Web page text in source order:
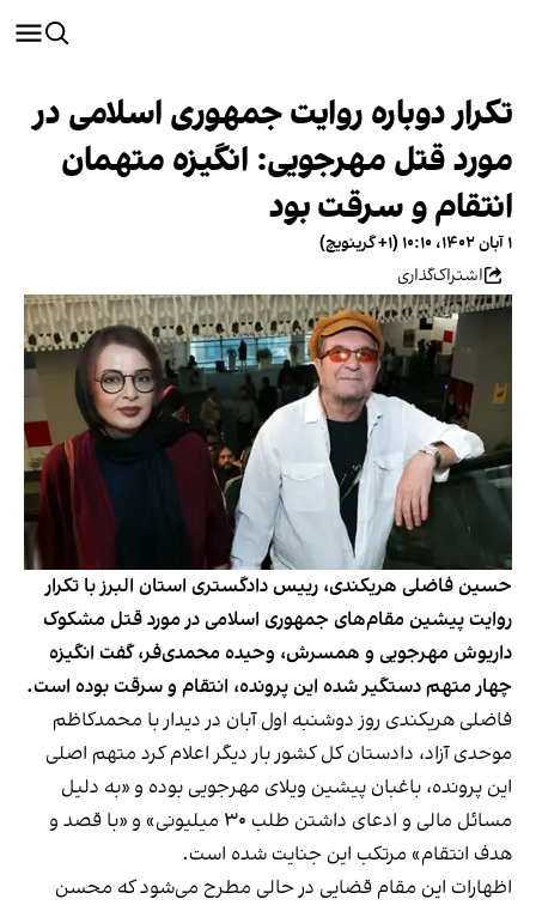
تکرار دوباره روایت جمهوری اسلامی در
مورد قتل مهرجویی: انگیزه متهمان
انتقام و سرقت بود
۱ آبان ۱۴۰۲، ۱۰:۱۰ (‎+۱ گرینویچ)
اشتراک‌گذاری
حسین فاضلی هریکندی، رییس دادگستری استان البرز با تکرار
روایت پیشین مقام‌های جمهوری اسلامی در مورد قتل مشکوک
داریوش مهرجویی و همسرش، وحیده محمدی‌فر، گفت انگیزه
چهار متهم دستگیر شده این پرونده، انتقام و سرقت بوده است.
فاضلی هریکندی روز دوشنبه اول آبان در دیدار با محمدکاظم
موحدی آزاد، دادستان کل کشور بار دیگر اعلام کرد متهم اصلی
این پرونده، باغبان پیشین ویلای مهرجویی بوده و «به دلیل
مسائل مالی و ادعای داشتن طلب ۳۰ میلیونی» و «با قصد و
هدف انتقام» مرتکب این جنایت شده است.
اظهارات این مقام قضایی در حالی مطرح می‌شود که محسن